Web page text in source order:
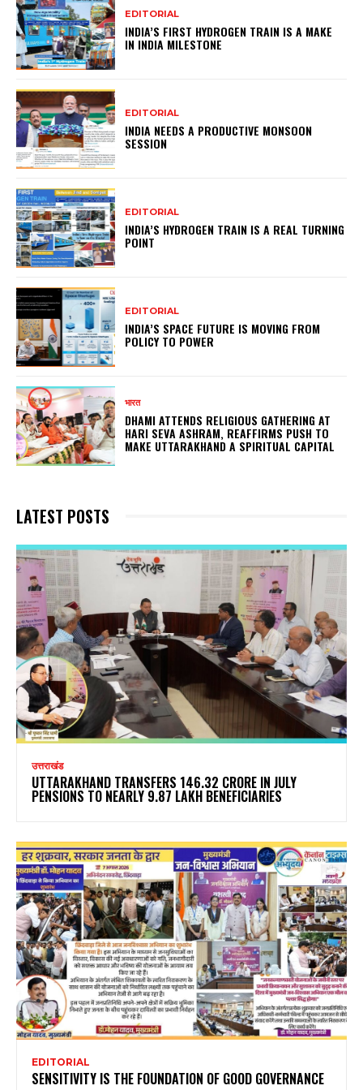
EDITORIAL
INDIA’S FIRST HYDROGEN TRAIN IS A MAKE
IN INDIA MILESTONE
EDITORIAL
INDIA NEEDS A PRODUCTIVE MONSOON
SESSION
EDITORIAL
INDIA’S HYDROGEN TRAIN IS A REAL TURNING
POINT
EDITORIAL
INDIA’S SPACE FUTURE IS MOVING FROM
POLICY TO POWER
भारत
DHAMI ATTENDS RELIGIOUS GATHERING AT
HARI SEVA ASHRAM, REAFFIRMS PUSH TO
MAKE UTTARAKHAND A SPIRITUAL CAPITAL
LATEST POSTS
उत्तराखंड
UTTARAKHAND TRANSFERS ₹146.32 CRORE IN JULY
PENSIONS TO NEARLY 9.87 LAKH BENEFICIARIES
EDITORIAL
SENSITIVITY IS THE FOUNDATION OF GOOD GOVERNANCE